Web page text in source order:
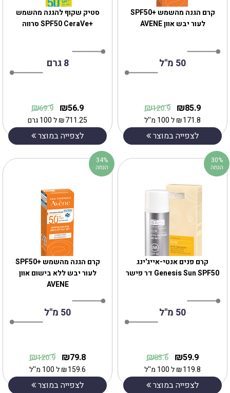
סטיק שקוף להגנה מהשמש
+SPF50 CeraVe סרווה
8 גרם
56.9
₪
69.9
₪
711.25
₪ל 100 גרם
לצפייה במוצר
קרם הגנה מהשמש +SPF50
לעור יבש אוון AVENE
50 מ"ל
85.9
₪
120.9
₪
171.8
₪ל 100 מ''ל
לצפייה במוצר
קרם הגנה מהשמש +SPF50
לעור יבש ללא בישום אוון
AVENE
50 מ"ל
79.8
₪
120.9
₪
159.6
₪ל 100 מ''ל
לצפייה במוצר
34%
הנחה
קרם פנים אנטי-אייג'ינג
Genesis Sun SPF50 דר פישר
50 מ"ל
59.9
₪
85.6
₪
119.8
₪ל 100 מ''ל
לצפייה במוצר
30%
הנחה